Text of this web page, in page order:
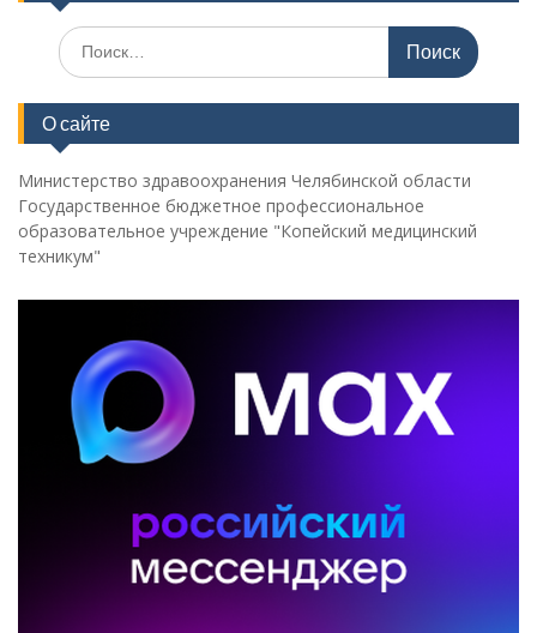
Поиск
по:
О сайте
Министерство здравоохранения Челябинской области
Государственное бюджетное профессиональное
образовательное учреждение "Копейский медицинский
техникум"